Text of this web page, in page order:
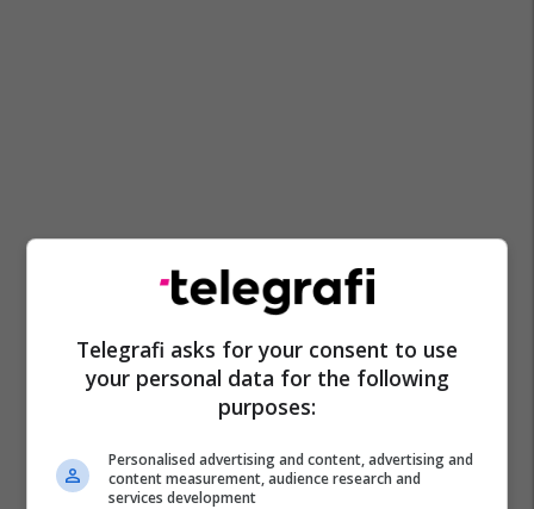
Telegrafi asks for your consent to use
your personal data for the following
purposes:
Personalised advertising and content, advertising and
content measurement, audience research and
services development